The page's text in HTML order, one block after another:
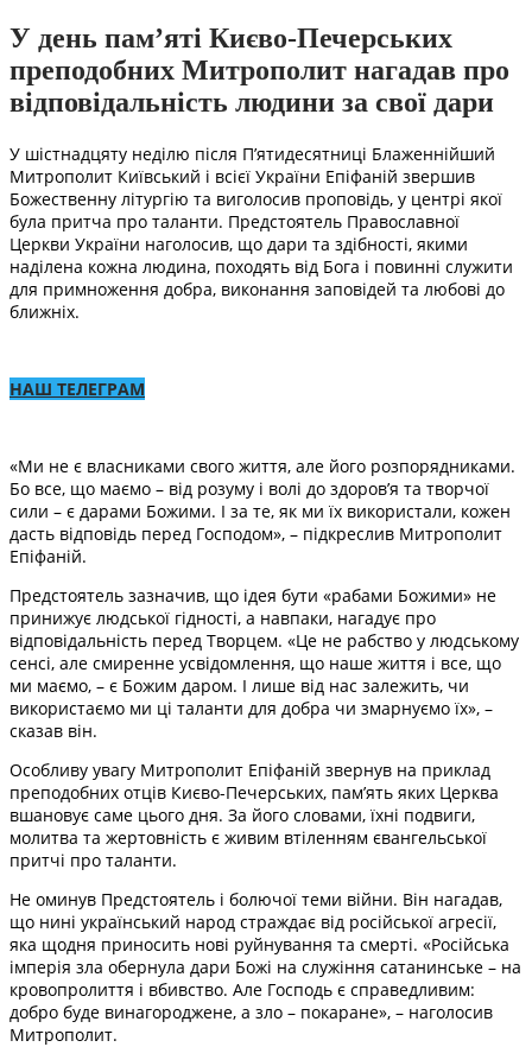
У день пам’яті Києво-Печерських
преподобних Митрополит нагадав про
відповідальність людини за свої дари
У шістнадцяту неділю після П’ятидесятниці Блаженнійший
Митрополит Київський і всієї України Епіфаній звершив
Божественну літургію та виголосив проповідь, у центрі якої
була притча про таланти. Предстоятель Православної
Церкви України наголосив, що дари та здібності, якими
наділена кожна людина, походять від Бога і повинні служити
для примноження добра, виконання заповідей та любові до
ближніх.
НАШ ТЕЛЕГРАМ
«Ми не є власниками свого життя, але його розпорядниками.
Бо все, що маємо – від розуму і волі до здоров’я та творчої
сили – є дарами Божими. І за те, як ми їх використали, кожен
дасть відповідь перед Господом», – підкреслив Митрополит
Епіфаній.
Предстоятель зазначив, що ідея бути «рабами Божими» не
принижує людської гідності, а навпаки, нагадує про
відповідальність перед Творцем. «Це не рабство у людському
сенсі, але смиренне усвідомлення, що наше життя і все, що
ми маємо, – є Божим даром. І лише від нас залежить, чи
використаємо ми ці таланти для добра чи змарнуємо їх», –
сказав він.
Особливу увагу Митрополит Епіфаній звернув на приклад
преподобних отців Києво-Печерських, пам’ять яких Церква
вшановує саме цього дня. За його словами, їхні подвиги,
молитва та жертовність є живим втіленням євангельської
притчі про таланти.
Не оминув Предстоятель і болючої теми війни. Він нагадав,
що нині український народ страждає від російської агресії,
яка щодня приносить нові руйнування та смерті. «Російська
імперія зла обернула дари Божі на служіння сатанинське – на
кровопролиття і вбивство. Але Господь є справедливим:
добро буде винагороджене, а зло – покаране», – наголосив
Митрополит.